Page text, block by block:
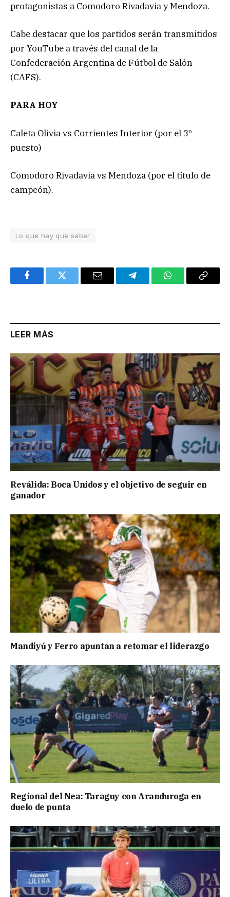
protagonistas a Comodoro Rivadavia y Mendoza.
Cabe destacar que los partidos serán transmitidos
por YouTube a través del canal de la
Confederación Argentina de Fútbol de Salón
(CAFS).
PARA HOY
Caleta Olivia vs Corrientes Interior (por el 3º
puesto)
Comodoro Rivadavia vs Mendoza (por el título de
campeón).
Lo que hay que saber
FacebookTwitter Email TelegramWhatsAppCopy
LEER MÁS
Reválida: Boca Unidos y el objetivo de seguir en
ganador
Mandiyú y Ferro apuntan a retomar el liderazgo
Regional del Nea: Taraguy con Aranduroga en
duelo de punta